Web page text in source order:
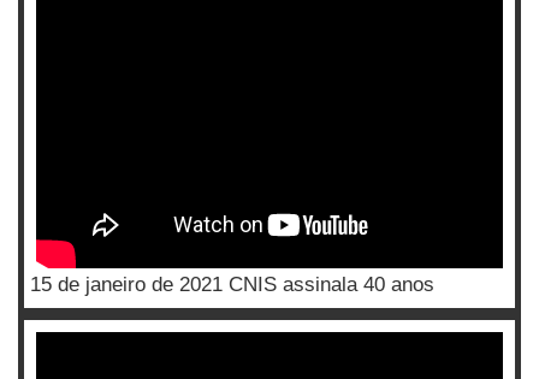
15 de janeiro de 2021 CNIS assinala 40 anos